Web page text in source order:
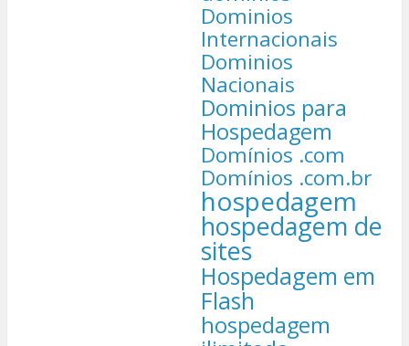
Dominios
Internacionais
Dominios
Nacionais
Dominios para
Hospedagem
Domínios .com
Domínios .com.br
hospedagem
hospedagem de
sites
Hospedagem em
Flash
hospedagem